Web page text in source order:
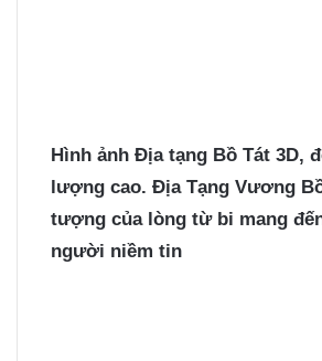
Hình ảnh Địa tạng Bồ Tát 3D,
lượng cao. Địa Tạng Vương
tượng của lòng từ bi mang
người niềm tin